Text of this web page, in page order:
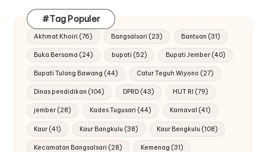
#Tag Populer
Akhmat Khoiri (76) Bangsalsari (23) Bantuan (31)
Buka Bersama (24) bupati (52) Bupati Jember(40)
Bupati Tulang Bawang (44) Catur Teguh Wiyono (27)
Dinas pendidikan (104) DPRD(43) HUT RI (79)
jember (28) Kades Tugusari (44) Karnaval (41)
Kaur (41) Kaur Bangkulu (38) Kaur Bengkulu (108)
Kecamatan Bangsalsari (28) Kemenag (31)